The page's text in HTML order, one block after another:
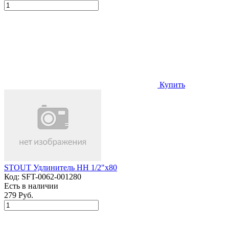
Купить
STOUT Удлинитель НН 1/2"x80
Код: SFT-0062-001280
Есть в наличии
279 Руб.